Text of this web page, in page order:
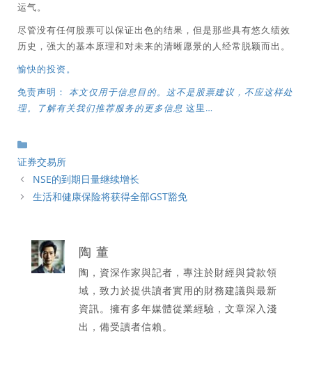
运气。
尽管没有任何股票可以保证出色的结果，但是那些具有悠久绩效
历史，强大的基本原理和对未来的清晰愿景的人经常脱颖而出。
愉快的投资。
免责声明： 本文仅用于信息目的。这不是股票建议，不应这样处
理。了解有关我们推荐服务的更多信息 这里…
類
证券交易所
NSE的到期日量继续增长
生活和健康保险将获得全部GST豁免
陶 董
陶，資深作家與記者，專注於財經與貸款領
域，致力於提供讀者實用的財務建議與最新
資訊。擁有多年媒體從業經驗，文章深入淺
出，備受讀者信賴。